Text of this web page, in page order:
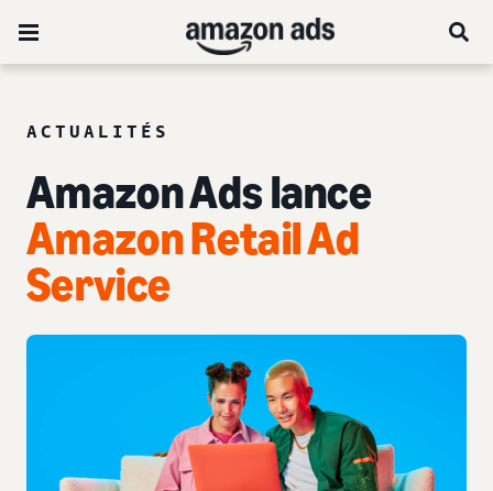
ACTUALITÉS
Amazon Ads lance
Amazon Retail Ad
Service